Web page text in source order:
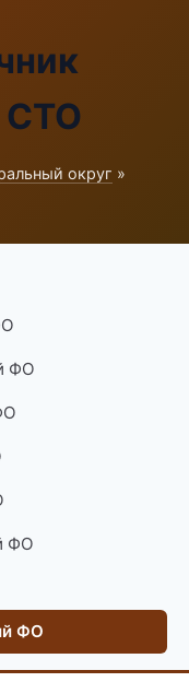
СТО
округ »
ФО
ФО
ФО